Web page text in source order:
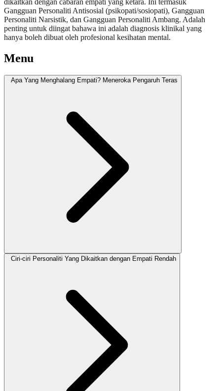
dikaitkan dengan cabaran empati yang ketara. Ini termasuk
Gangguan Personaliti Antisosial (psikopati/sosiopati), Gangguan
Personaliti Narsistik, dan Gangguan Personaliti Ambang. Adalah
penting untuk diingat bahawa ini adalah diagnosis klinikal yang
hanya boleh dibuat oleh profesional kesihatan mental.
Menu
Apa Yang Menghalang Empati? Meneroka Pengaruh Teras
Ciri-ciri Personaliti Yang Dikaitkan dengan Empati Rendah